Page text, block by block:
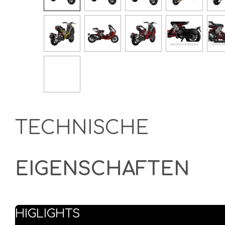
TECHNISCHE
EIGENSCHAFTEN
HIGLIGHTS